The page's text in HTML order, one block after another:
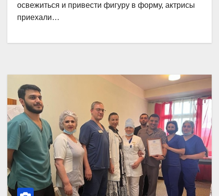
освежиться и привести фигуру в форму, актрисы
приехали…